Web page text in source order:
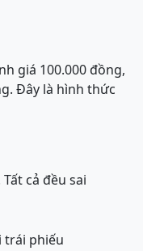
giá 100.000 đồng,
Đây là hình thức
Tất cả đều sai
trái phiếu